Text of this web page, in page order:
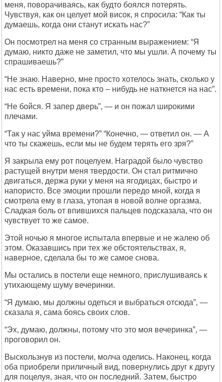
меня, поворачиваясь, как будто боялся потерять.
Чувствуя, как он целует мой висок, я спросила: “Как ты
думаешь, когда они станут искать нас?”
Он посмотрел на меня со странным выражением: “Я
думаю, никто даже не заметил, что мы ушли. А почему ты
спрашиваешь?”
“Не знаю. Наверно, мне просто хотелось знать, сколько у
нас есть времени, пока кто – нибудь не наткнется на нас”.
“Не бойся. Я запер дверь”, — и он пожал широкими
плечами.
“Так у нас уйма времени?” “Конечно, — ответил он. — А
что ты скажешь, если мы не будем терять его зря?”
Я закрыла ему рот поцелуем. Наградой было чувство
растущей внутри меня твердости. Он стал ритмично
двигаться, держа руки у меня на ягодицах, быстро и
напористо. Все эмоции прошли передо мной, когда я
смотрела ему в глаза, утопая в новой волне оргазма.
Сладкая боль от впившихся пальцев подсказала, что он
чувствует то же самое.
Этой ночью я многое испытала впервые и не жалею об
этом. Оказавшись при тех же обстоятельствах, я,
наверное, сделала бы то же самое снова.
Мы остались в постели еще немного, прислушиваясь к
утихающему шуму вечеринки.
“Я думаю, мы должны одеться и выбраться отсюда”, —
сказала я, сама боясь своих слов.
“Эх, думаю, должны, потому что это моя вечеринка”, —
проговорил он.
Выскользнув из постели, молча оделись. Наконец, когда
оба приобрели приличный вид, повернулись друг к другу
для поцелуя, зная, что он последний. Затем, быстро